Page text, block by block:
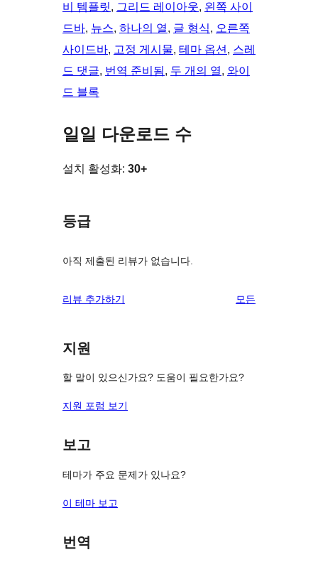
비 템플릿, 그리드 레이아웃, 왼쪽 사이
드바, 뉴스, 하나의 열, 글 형식, 오른쪽
사이드바, 고정 게시물, 테마 옵션 , 스레
드 댓글, 번역 준비됨, 두 개의 열, 와이
드 블록
일일 다운로드 수
설치 활성화: 30+
등급
아직 제출된 리뷰가 없습니다.
리뷰 추가하기 모든
지원
할 말이 있으신가요? 도움이 필요한가요?
지원 포럼 보기
보고
테마가 주요 문제가 있나요?
이 테마 보고
번역